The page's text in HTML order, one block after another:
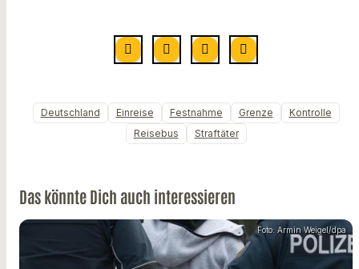
Deutschland Einreise Festnahme Grenze
Kontrolle
Reisebus
Straftäter
Das könnte Dich auch interessieren
Foto: Armin Weigel/dpa